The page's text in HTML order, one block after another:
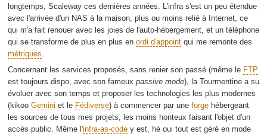
longtemps, Scaleway ces dernières années. L'infra s'est un peu étendue
avec l'arrivée d'un NAS à la maison, plus ou moins relié à Internet, ce
qui m'a fait renouer avec les joies de l'auto-hébergement, et un téléphone
qui se transforme de plus en plus en ordi d'appointqui me remonte des
métriques.
Concernant les services proposés, sans renier son passé (même le FTP
est toujours dispo, avec son fameux passive mode), la Tourmentine a su
évoluer avec son temps et proposer les technologies les plus modernes
(kikoo Gemini et le Fédiverse) à commencer par une forgehébergeant
les sources de tous mes projets, les moins honteux faisant l'objet d'un
accès public. Même l'infra-as-codey est, hé oui tout est géré en mode